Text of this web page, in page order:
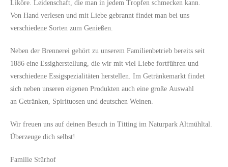
Liköre. Leidenschaft, die man in jedem Tropfen schmecken kann.
Von Hand verlesen und mit Liebe gebrannt findet man bei uns
verschiedene Sorten zum Genießen.
Neben der Brennerei gehört zu unserem Familienbetrieb bereits seit
1886 eine Essigherstellung, die wir mit viel Liebe fortführenund
verschiedene Essigspezialitäten herstellen. Im Getränkemarkt findet
sich neben unsereneigenen Produkten auch eine große Auswahl
anGetränken, Spirituosen und deutschen Weinen.
Wir freuen uns auf deinen Besuch in Tittingim Naturpark Altmühltal.
Überzeuge dich selbst!
Familie Stürhof